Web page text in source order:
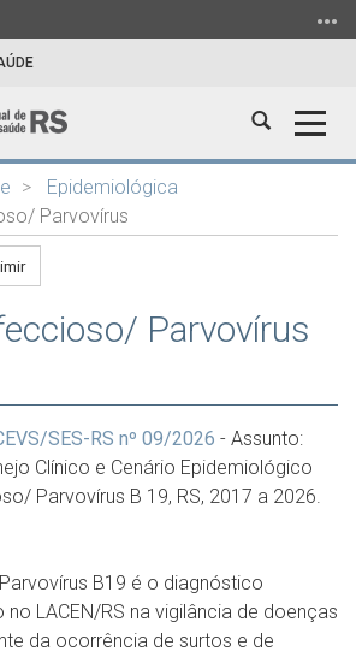
Abrir
Epidemiológica
Parvovírus
Parvovírus
SES-RS nº 09/2026 - Assunto:
Clínico e Cenário Epidemiológico
Parvovírus B 19, RS, 2017 a 2026.
B19 é o diagnóstico
no LACEN/RS na vigilância de doenças
da ocorrência de surtos e de